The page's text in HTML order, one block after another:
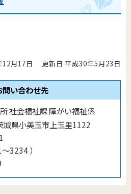
12月17日 更新日 平成30年5月23日
問い合わせ先
社会福祉課 障がい福祉係
城県小美玉市上玉里1122
3234）